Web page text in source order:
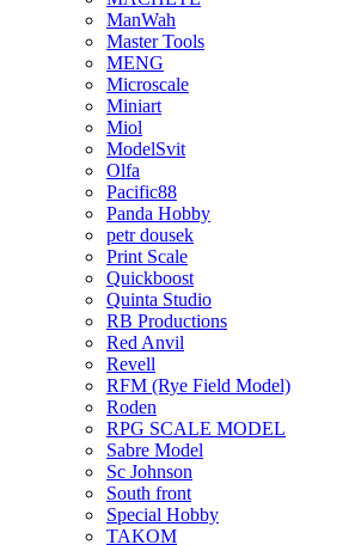
ManWah
Master Tools
MENG
Microscale
Miniart
Miol
ModelSvit
Olfa
Pacific88
Panda Hobby
petr dousek
Print Scale
Quickboost
Quinta Studio
RB Productions
Red Anvil
Revell
RFM (Rye Field Model)
Roden
RPG SCALE MODEL
Sabre Model
Sc Johnson
South front
Special Hobby
TAKOM